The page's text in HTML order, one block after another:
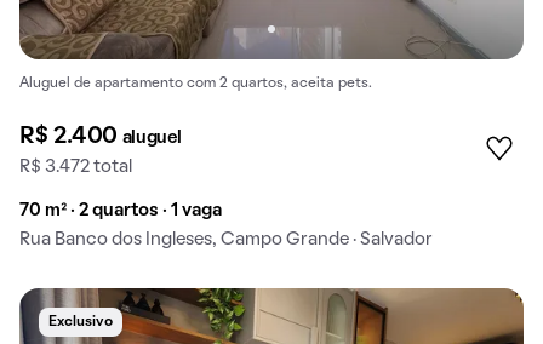
Aluguel de apartamento com 2 quartos, aceita pets.
R$ 2.400 aluguel
R$ 3.472 total
70 m² · 2 quartos · 1 vaga
Rua Banco dos Ingleses, Campo Grande · Salvador
Exclusivo